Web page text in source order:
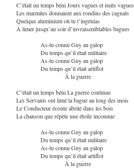
C’était un temps béni Jours vagues et nuits vagues
Les marmites donnaient aux rondins des cagnats
Quelque aluminium où tu t’ingénias
À limer jusqu’au soir d’invraisemblables bagues
As-tu connu Guy au galop
Du temps qu’il était militaire
As-tu connu Guy au galop
Du temps qu’il était artiflot
À la guerre
C’était un temps béni La guerre continue
Les Servants ont limé la bague au long des mois
Le Conducteur écoute abrité dans les bois
La chanson que répète une étoile inconnue
As-tu connu Guy au galop
Du temps qu’il était militaire
As-tu connu Guy au galop
Du temps qu’il était artiflot
À la guerre